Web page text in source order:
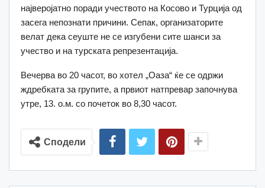
најверојатно поради учеството на Косово и Турција од
засега непознати причини. Сепак, организаторите
велат дека сеуште не се изгубени сите шанси за
учество и на турската репрезентација.
Вечерва во 20 часот, во хотел „Оаза“ ќе се одржи
ждребката за групите, а првиот натпревар започнува
утре, 13. о.м. со почеток во 8,30 часот.
Сподели